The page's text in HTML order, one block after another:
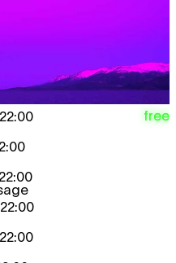
22:00
22:00
22:00
22:00
free